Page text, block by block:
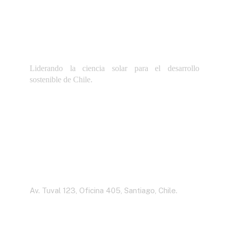
Liderando la ciencia solar para el desarrollo
sostenible de Chile.
Av. Tuval 123, Oficina 405, Santiago, Chile.